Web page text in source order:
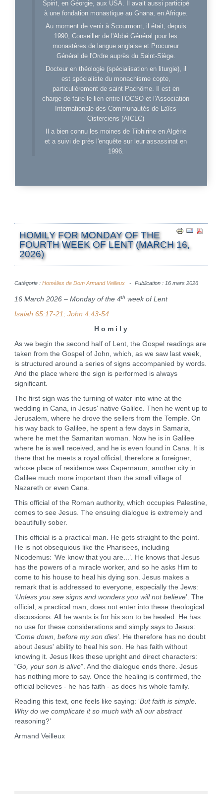
Spirit, en Géorgie, aux USA. Il avait aussi participé
à une fondation monastique au Ghana, en Afrique.
Au moment de venir à Scourmont, il était, depuis
1990, Conseiller de l'Abbé Général pour les
monastères de langue anglaise et Procureur
Général de l'Ordre auprès du Saint-Siège.
Docteur en théologie (spécialisation en liturgie), il
est spécialiste du monachisme copte,
particulièrement de saint Pachôme. Il est en
charge de faire le lien entre l’OCSO et l'Association
Internationale des Communautés de Laïcs
Cisterciens (AICLC)
Il a bien connu les moines de Tibhirine en Algérie
et a suivi de près l'enquête sur leur assassinat en
1996.
HOMILY FOR MONDAY OF THE
FOURTH WEEK OF LENT (MARCH 16,
2026)
Catégorie : Homélies de Dom Armand Veilleux Publication : 16 mars 2026
16 March 2026 – Monday of the 4th week of Lent
Isaiah 65:17-21; John 4:43-54
H o m i l y
As we begin the second half of Lent, the Gospel readings are
taken from the Gospel of John, which, as we saw last week,
is structured around a series of signs accompanied by words.
And the place where the sign is performed is always
significant.
The first sign was the turning of water into wine at the
wedding in Cana, in Jesus' native Galilee. Then he went up to
Jerusalem, where he drove the sellers from the Temple. On
his way back to Galilee, he spent a few days in Samaria,
where he met the Samaritan woman. Now he is in Galilee
where he is well received, and he is even found in Cana. It is
there that he meets a royal official, therefore a foreigner,
whose place of residence was Capernaum, another city in
Galilee much more important than the small village of
Nazareth or even Cana.
This official of the Roman authority, which occupies Palestine,
comes to see Jesus. The ensuing dialogue is extremely and
beautifully sober.
This official is a practical man. He gets straight to the point.
He is not obsequious like the Pharisees, including
Nicodemus: ‘We know that you are...’. He knows that Jesus
has the powers of a miracle worker, and so he asks Him to
come to his house to heal his dying son. Jesus makes a
remark that is addressed to everyone, especially the Jews:
‘Unless you see signs and wonders you will not believe’. The
official, a practical man, does not enter into these theological
discussions. All he wants is for his son to be healed. He has
no use for these considerations and simply says to Jesus:
‘Come down, before my son dies’. He therefore has no doubt
about Jesus' ability to heal his son. He has faith without
knowing it. Jesus likes these upright and direct characters:
“Go, your son is alive”. And the dialogue ends there. Jesus
has nothing more to say. Once the healing is confirmed, the
official believes - he has faith - as does his whole family.
Reading this text, one feels like saying: ‘But faith is simple.
Why do we complicate it so much with all our abstract
reasoning?’
Armand Veilleux